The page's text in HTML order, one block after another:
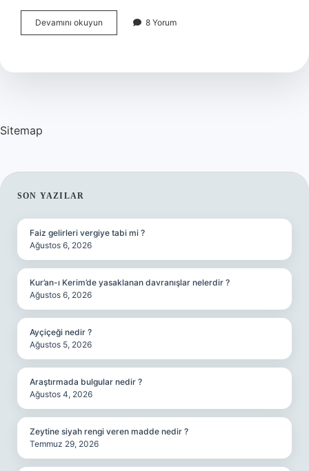
Devamını okuyun Türkiyeden
Mısıra
Mı
8 Yorum
Sitemap
SIDEBAR
SON YAZILAR
Faiz gelirleri vergiye tabi mi ?
Ağustos 6, 2026
Kur’an-ı Kerim’de yasaklanan davranışlar nelerdir ?
Ağustos 6, 2026
Ayçiçeği nedir ?
Ağustos 5, 2026
Araştırmada bulgular nedir ?
Ağustos 4, 2026
Zeytine siyah rengi veren madde nedir ?
Temmuz 29, 2026